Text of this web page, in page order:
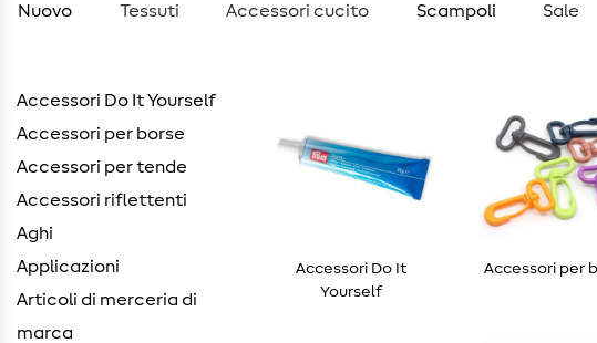
Nuovo Tessuti Accessori cucito Scampoli Sale
Accessori Do It Yourself
Accessori per borse
Accessori per tende
Accessori riflettenti
Aghi
Applicazioni
Articoli di merceria di
marca
Accessori Do It
Yourself
Accessori per